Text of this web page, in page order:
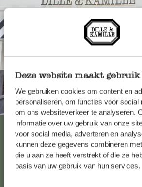
Deze website maakt gebruik
We gebruiken cookies om content en
personaliseren, om functies voor social
om ons websiteverkeer te analyseren.
informatie over uw gebruik van onze
voor social media, adverteren en
kunnen deze gegevens combineren
die u aan ze heeft verstrekt of die ze
basis van uw gebruik van hun services.
Altijd in de buurt
Bekijk alle 62 winkels
Klantenservice